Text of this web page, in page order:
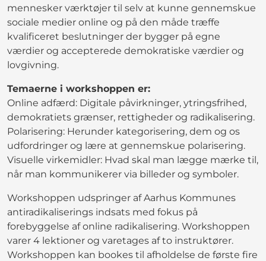
mennesker værktøjer til selv at kunne gennemskue
sociale medier online og på den måde træffe
kvalificeret beslutninger der bygger på egne
værdier og accepterede demokratiske værdier og
lovgivning.
Temaerne i workshoppen er:
Online adfærd: Digitale påvirkninger, ytringsfrihed,
demokratiets grænser, rettigheder og radikalisering.
Polarisering: Herunder kategorisering, dem og os
udfordringer og lære at gennemskue polarisering.
Visuelle virkemidler: Hvad skal man lægge mærke til,
når man kommunikerer via billeder og symboler.
Workshoppen udspringer af Aarhus Kommunes
antiradikaliserings indsats med fokus på
forebyggelse af online radikalisering. Workshoppen
varer 4 lektioner og varetages af to instruktører.
Workshoppen kan bookes til afholdelse de første fire